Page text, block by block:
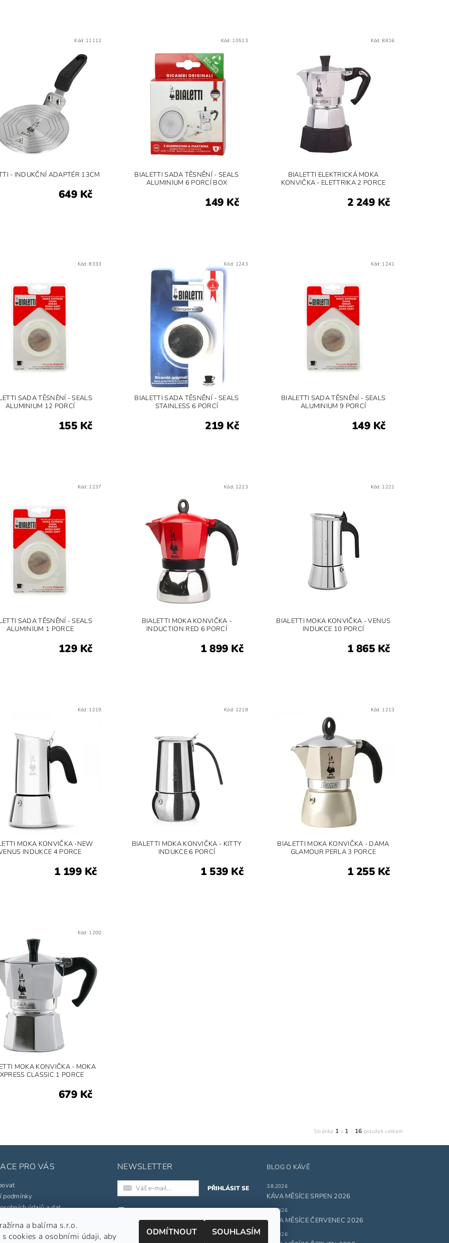
Kód: 11112
- INDUKČNÍ ADAPTÉR 13CM
649 Kč
Kód: 10513
BIALETTI SADA TĚSNĚNÍ - SEALS
ALUMINIUM 6 PORCÍ BOX
149 Kč
Kód:8816
BIALETTI ELEKTRICKÁ MOKA
KONVIČKA - ELETTRIKA 2 PORCE
2 249 Kč
Kód:8333
SADA TĚSNĚNÍ - SEALS
ALUMINIUM 12 PORCÍ
155 Kč
Kód: 1243
BIALETTI SADA TĚSNĚNÍ - SEALS
STAINLESS 6 PORCÍ
219 Kč
Kód: 1241
BIALETTI SADA TĚSNĚNÍ - SEALS
ALUMINIUM 9 PORCÍ
149 Kč
Kód: 1237
SADA TĚSNĚNÍ - SEALS
ALUMINIUM 1 PORCE
129 Kč
Kód: 1223
BIALETTI MOKA KONVIČKA -
INDUCTION RED 6 PORCÍ
1 899 Kč
Kód: 1221
BIALETTI MOKA KONVIČKA - VENUS
INDUKCE 10 PORCÍ
1 865 Kč
Kód: 1219
MOKA KONVIČKA -NEW
INDUKCE 4 PORCE
1 199 Kč
Kód: 1218
BIALETTI MOKA KONVIČKA - KITTY
INDUKCE 6 PORCÍ
1 539 Kč
Kód: 1213
BIALETTI MOKA KONVIČKA - DAMA
GLAMOUR PERLA 3 PORCE
1 255 Kč
Kód: 1200
MOKA KONVIČKA - MOKA
CLASSIC 1 PORCE
679 Kč
Stránka 1 z 1 - 16 položek celkem
PRO VÁS
podmínky
údajů a dat
značky
NEWSLETTER
souhlasíte s našimiobchodními
podmínkami.
BLOG O KÁVĚ
3.8.2026
KÁVA MĚSÍCE SRPEN 2026
1.7.2026
KÁVA MĚSÍCE ČERVENEC 2026
1.6.2026
a balírna s.r.o.
s cookies a osobními údaji, aby
ODMÍTNOUT SOUHLASÍM